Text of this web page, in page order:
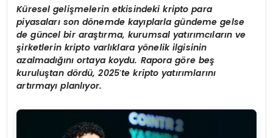
Küresel gelişmelerin etkisindeki kripto para
piyasaları son dönemde kayıplarla gündeme gelse
de güncel bir araştırma, kurumsal yatırımcıların ve
şirketlerin kripto varlıklara yönelik ilgisinin
azalmadığını ortaya koydu. Rapora göre beş
kuruluştan dördü, 2025’te kripto yatırımlarını
artırmayı planlıyor.